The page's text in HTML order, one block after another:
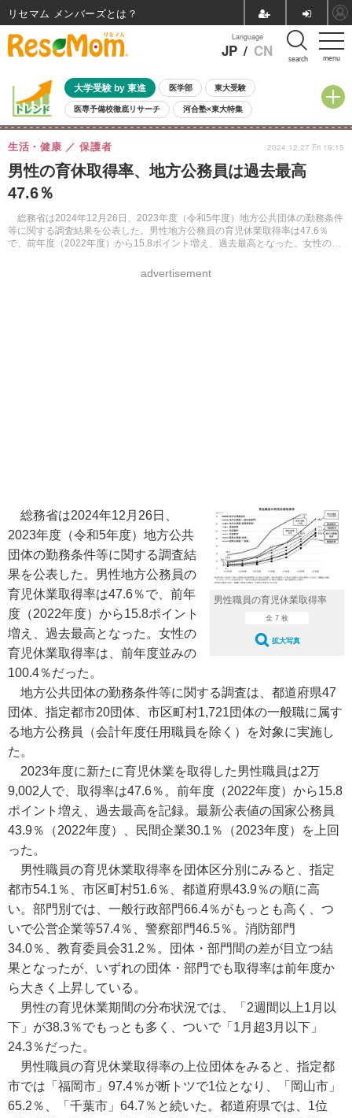
menu
Language
JP / CN search
大学受験 by 東進 医学部 東大受験
医専予備校徹底リサーチ 河合塾×東大特集
親子で考える大学選び 高校受験 中学受験 小学校受験
共通テスト 夏休み
8月開催イベント・WS 全国公立高校 過去問 人気記事
自由研究教材（小学生向け）
男性の育休取得率、地方公務員は過去最高
47.6％
総務省は2024年12月26日、2023年度（令和5年度）地方公共団体の勤務条件
等に関する調査結果を公表した。男性地方公務員の育児休業取得率は47.6％
で、前年度（2022年度）から15.8ポイント増え、過去最高となった。女性の育
生活・健康 保護者
advertisement
2024.12.27 Fri 19:15
男性職員の育児休業取得率
全 7 枚
拡大写真
総務省は2024年12月26日、
2023年度（令和5年度）地方公共
団体の勤務条件等に関する調査結
果を公表した。男性地方公務員の
育児休業取得率は47.6％で、前年
度（2022年度）から15.8ポイント
増え、過去最高となった。女性の
育児休業取得率は、前年度並みの
100.4％だった。
地方公共団体の勤務条件等に関する調査は、都道府県47
団体、指定都市20団体、市区町村1,721団体の一般職に属す
る地方公務員（会計年度任用職員を除く）を対象に実施し
た。
2023年度に新たに育児休業を取得した男性職員は2万
9,002人で、取得率は47.6％。前年度（2022年度）から15.8
ポイント増え、過去最高を記録。最新公表値の国家公務員
43.9％（2022年度）、民間企業30.1％（2023年度）を上回
った。
男性職員の育児休業取得率を団体区分別にみると、指定
都市54.1％、市区町村51.6％、都道府県43.9％の順に高
い。部門別では、一般行政部門66.4％がもっとも高く、つ
いで公営企業等57.4％、警察部門46.5％。消防部門
34.0％、教育委員会31.2％。団体・部門間の差が目立つ結
果となったが、いずれの団体・部門でも取得率は前年度か
ら大きく上昇している。
男性の育児休業期間の分布状況では、「2週間以上1月以
下」が38.3％でもっとも多く、ついで「1月超3月以下」
24.3％だった。
男性職員の育児休業取得率の上位団体をみると、指定都
市では「福岡市」97.4％が断トツで1位となり、「岡山市」
65.2％、「千葉市」64.7％と続いた。都道府県では、1位
リセマム メンバーズ